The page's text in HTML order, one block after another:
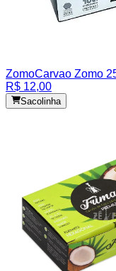
ZomoCarvao Zomo
R$ 12,00
Sacolinha